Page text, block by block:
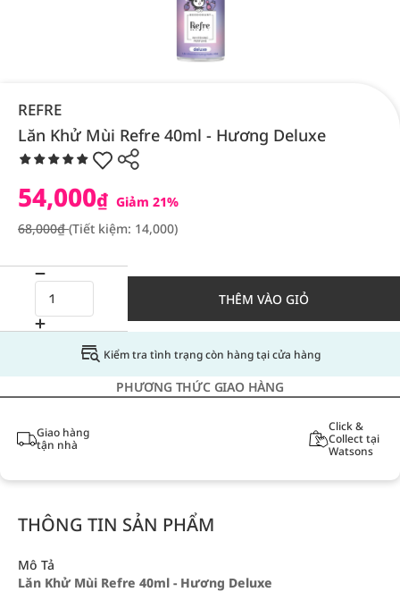
REFRE
Lăn Khử Mùi Refre 40ml - Hương Deluxe
54,000₫ Giảm 21%
68,000₫(Tiết kiệm: 14,000)
THÊM VÀO GIỎ
Kiểm tra tình trạng còn hàng tại cửa hàng
PHƯƠNG THỨC GIAO HÀNG
Giao hàng
tận nhà
Click &
Collect tại
Watsons
THÔNG TIN SẢN PHẨM
Mô Tả
Lăn Khử Mùi Refre 40ml - Hương Deluxe